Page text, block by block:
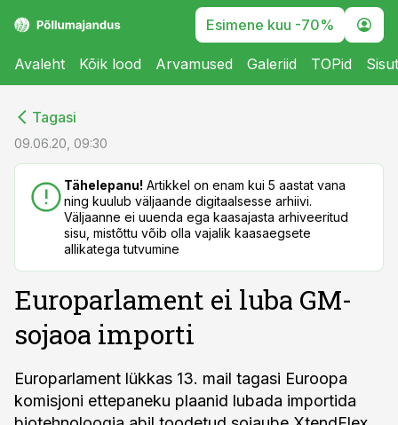
Esimene kuu -70%
Avaleht Kõik lood Arvamused Galeriid TOPid
Tagasi
09.06.20, 09:30
Tähelepanu! Artikkel on enam kui 5 aastat vana
ning kuulub väljaande digitaalsesse arhiivi.
Väljaanne ei uuenda ega kaasajasta arhiveeritud
sisu, mistõttu võib olla vajalik kaasaegsete
allikatega tutvumine
Europarlament ei luba GM-
sojaoa importi
Europarlament lükkas 13. mail tagasi Euroopa
komisjoni ettepaneku plaanid lubada importida